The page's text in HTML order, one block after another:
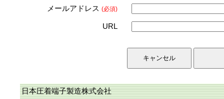
メールアドレス (必須)
URL
日本圧着端子製造株式会社